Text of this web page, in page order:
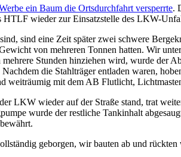
ein Baum die Ortsdurchfahrt versperrte.
HTLF wieder zur Einsatzstelle des LKW-
sind eine Zeit später zwei schwere
von mehreren Tonnen hatten. Wir
mehrere Stunden hinziehen wird, wurde
die Stahlträger entladen waren,
weiträumig mit dem AB Flutlicht,
LKW wieder auf der Straße stand, trat
wurde der restliche Tankinhalt
geborgen, wir bauten ab und rückten